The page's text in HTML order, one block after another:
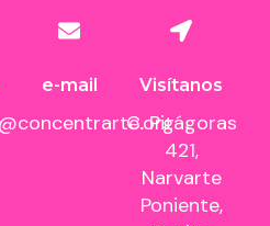
e-mail Visítanos
C. Pitágoras
421,
Narvarte
Poniente,